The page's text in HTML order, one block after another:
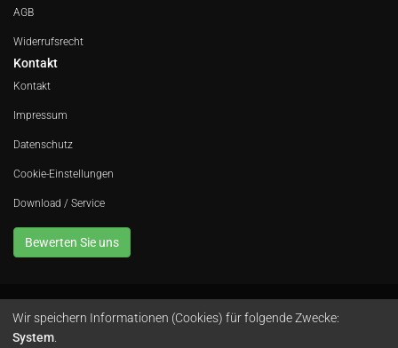
AGB
Widerrufsrecht
Kontakt
Kontakt
Impressum
Datenschutz
Cookie-Einstellungen
Download / Service
Bewerten Sie uns
Avola GmbH • In der Fleute 52 • 42389 Wuppertal • Telefon 0202 260 666 0
Instagram
Wir speichern Informationen (Cookies) für folgende Zwecke:
System